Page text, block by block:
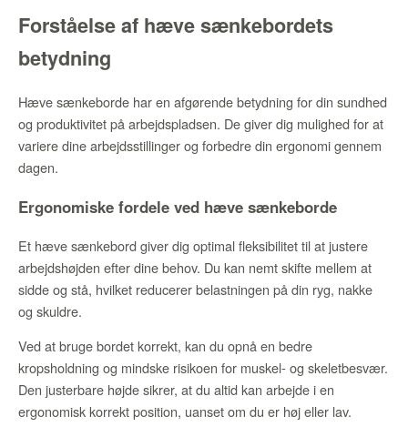
Forståelse af hæve sænkebordets
betydning
Hæve sænkeborde har en afgørende betydning for din sundhed
og produktivitet på arbejdspladsen. De giver dig mulighed for at
variere dine arbejdsstillinger og forbedre din ergonomi gennem
dagen.
Ergonomiske fordele ved hæve sænkeborde
Et hæve sænkebord giver dig optimal fleksibilitet til at justere
arbejdshøjden efter dine behov. Du kan nemt skifte mellem at
sidde og stå, hvilket reducerer belastningen på din ryg, nakke
og skuldre.
Ved at bruge bordet korrekt, kan du opnå en bedre
kropsholdning og mindske risikoen for muskel- og skeletbesvær.
Den justerbare højde sikrer, at du altid kan arbejde i en
ergonomisk korrekt position, uanset om du er høj eller lav.